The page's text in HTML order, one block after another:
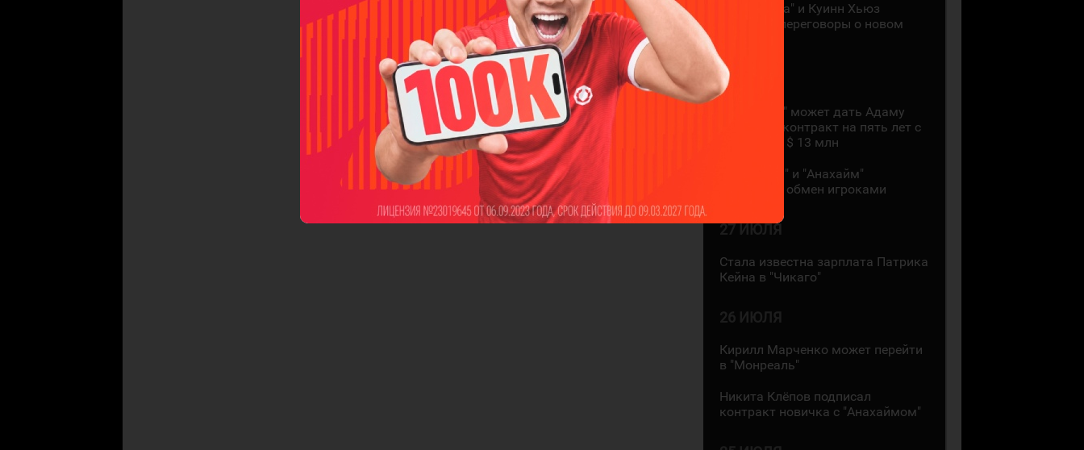
"Миннесота" и Куинн Хьюз
проведут переговоры о новом
28 ИЮЛЯ
"Коламбус" может дать Адаму
Фантилли контракт на пять лет с
зарплатой $ 13 млн
"Монреаль" и "Анахайм"
произвели обмен игроками
27 ИЮЛЯ
Стала известна зарплата Патрика
Кейна в "Чикаго"
26 ИЮЛЯ
Кирилл Марченко может перейти
в "Монреаль"
Никита Клёпов подписал
контракт новичка с "Анахаймом"